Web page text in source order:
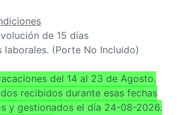
de 15 días
laborales. (Porte No Incluido)
del 14 al 23 de Agosto.
recibidos durante esas fechas
y gestionados el día 24-08-2026.